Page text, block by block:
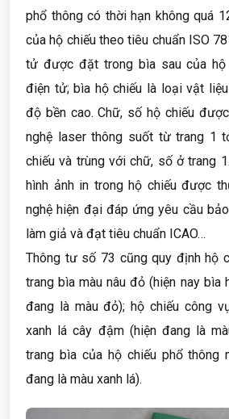
phổ thông có thời hạn không quá
của hộ chiếu theo tiêu chuẩn ISO
tử được đặt trong bìa sau của hộ
điện tử; bìa hộ chiếu là loại vật
độ bền cao. Chữ, số hộ chiếu
nghệ laser thông suốt từ trang 1
chiếu và trùng với chữ, số ở trang
hình ảnh in trong hộ chiếu được
nghệ hiện đại đáp ứng yêu cầu
làm giả và đạt tiêu chuẩn ICAO…
Thông tư số 73 cũng quy định hộ
trang bìa màu nâu đỏ (hiện nay bìa
đang là màu đỏ); hộ chiếu công
xanh lá cây đậm (hiện đang là
trang bìa của hộ chiếu phổ thông
đang là màu xanh lá).